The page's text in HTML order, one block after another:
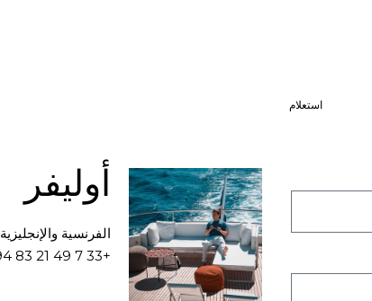
استعلام
أوليفر
الفرنسية والإنجليزية
+33 7 49 21 83 94